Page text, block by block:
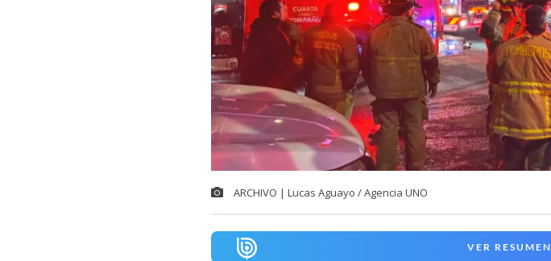
ARCHIVO | Lucas Aguayo / Agencia UNO
VER RESUMEN